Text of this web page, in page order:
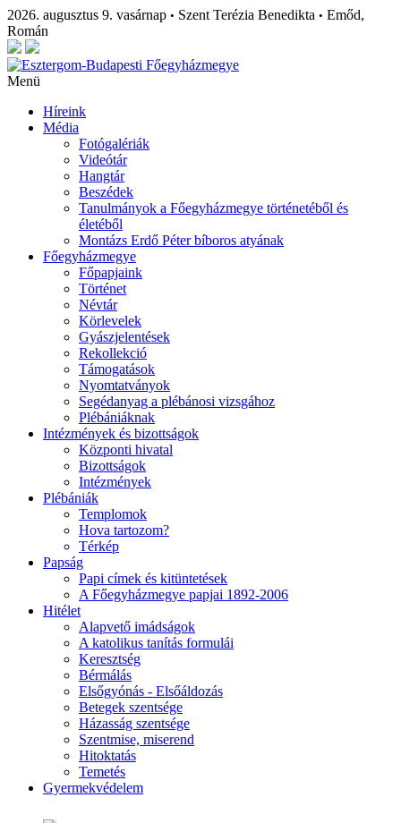
2026. augusztus 9. vasárnap • Szent Terézia Benedikta • Emőd,
Román
Menü
Híreink
Média
Fotógalériák
Videótár
Hangtár
Beszédek
Tanulmányok a Főegyházmegye történetéből és
életéből
Montázs Erdő Péter bíboros atyának
Főegyházmegye
Főpapjaink
Történet
Névtár
Körlevelek
Gyászjelentések
Rekollekció
Támogatások
Nyomtatványok
Segédanyag a plébánosi vizsgához
Plébániáknak
Intézmények és bizottságok
Központi hivatal
Bizottságok
Intézmények
Plébániák
Templomok
Hova tartozom?
Térkép
Papság
Papi címek és kitüntetések
A Főegyházmegye papjai 1892-2006
Hitélet
Alapvető imádságok
A katolikus tanítás formulái
Keresztség
Bérmálás
Elsőgyónás - Elsőáldozás
Betegek szentsége
Házasság szentsége
Szentmise, miserend
Hitoktatás
Temetés
Gyermekvédelem